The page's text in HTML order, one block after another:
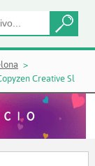
Creative Sl